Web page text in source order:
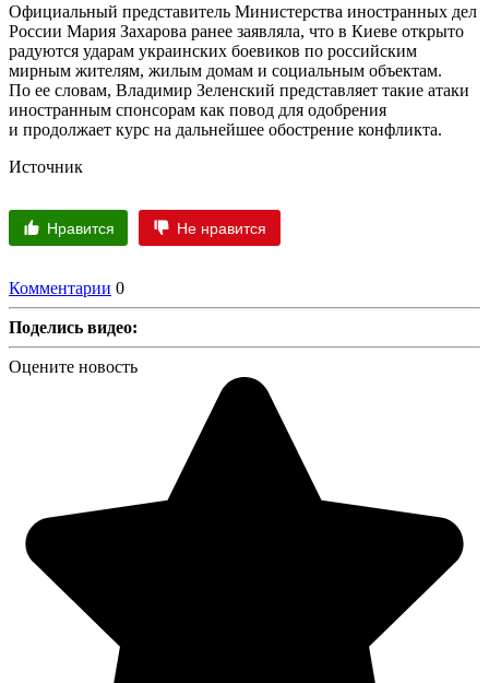
Официальный представитель Министерства иностранных дел
России Мария Захарова ранее заявляла, что в Киеве открыто
радуются ударам украинских боевиков по российским
мирным жителям, жилым домам и социальным объектам.
По ее словам, Владимир Зеленский представляет такие атаки
иностранным спонсорам как повод для одобрения
и продолжает курс на дальнейшее обострение конфликта.
Источник
Нравится Не нравится
Комментарии 0
Поделись видео:
Оцените новость